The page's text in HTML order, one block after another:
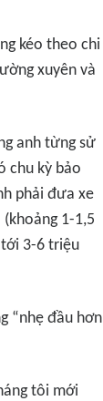
kéo theo chi
xuyên và
anh từng sử
chu kỳ bảo
phải đưa xe
1-1,5
3-6 triệu
“nhẹ đầu hơn
tôi mới